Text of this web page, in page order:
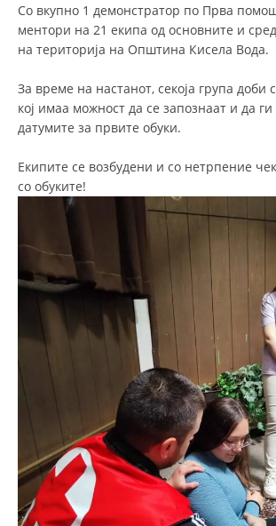
ОРГАНИЗАЦИЈА И РАЗВОЈ
РАКОВОДЕН ОДБОР
СОБРАНИЕ
СТРУКТУРА И ОРГАНИЗАЦИОНА
ПРОМОЦИЈА НА ХУМАНИ ВРЕДНОСТИ
СОЦИЈАЛНО ХУМАНИТАРНА
КАКО ДА ДОНИРАТЕ
ПОДГОТВЕНОСТ И ДЕЈСТВО ПРИ
ТИМОВИ НА ООЦК
СПАСИТЕЛНА СТАНИЦА ВОДНО
ПРОЕКТИ – ПОДГОТВЕНОСТ И ДЕЈСТВУВАЊЕ ПРИ
ОДНОСИ СО ЈАВНОСТ
ИСТРАЖУВАЊЕ НА ЈАВНО
Со вкупно 1 демонстратор по Прва
ментори на 21 екипа од основните и
на територија на Општина Кисела Вода.
За време на настанот, секоја група доби
кој имаа можност да се запознаат и да ги
датумите за првите обуки.
Екипите се возбудени и со нетрпение
со обуките!